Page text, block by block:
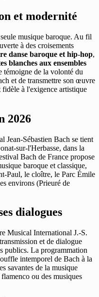
et modernité
musique baroque. Au fil
à des croisements
danse baroque et hip-hop,
blanches aux ensembles
témoigne de la volonté du
et de transmettre son œuvre
à l'exigence artistique
2026
Jean-Sébastien Bach se tient
sur-l'Herbasse, dans la
Bach de France propose
baroque et classique,
Paul, le cloître, le Parc Émile
environs (Prieuré de
dialogues
Musical International J.-S.
et de dialogue
publics. La programmation
intemporel de Bach à la
savantes de la musique
ou des musiques